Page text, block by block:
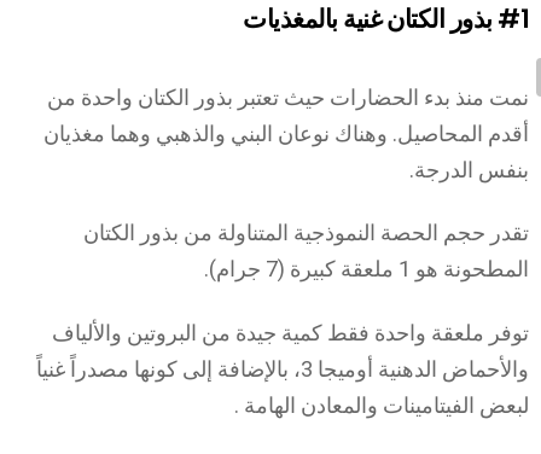
#1 بذور الكتان غنية بالمغذيات
نمت منذ بدء الحضارات حيث تعتبر بذور الكتان واحدة من
أقدم المحاصيل. وهناك نوعان البني والذهبي وهما مغذيان
بنفس الدرجة.
تقدر حجم الحصة النموذجية المتناولة من بذور الكتان
المطحونة هو 1 ملعقة كبيرة (7 جرام).
توفر ملعقة واحدة فقط كمية جيدة من البروتين والألياف
والأحماض الدهنية أوميجا 3، بالإضافة إلى كونها مصدراً غنياً
لبعض الفيتامينات والمعادن الهامة .